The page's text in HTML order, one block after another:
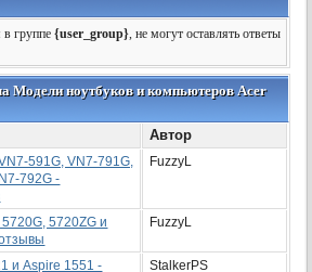
в группе{user_group}, не могут оставлять ответы
Модели ноутбуков и компьютеров Acer
Автор
591G, VN7-791G,
792G -
FuzzyL
5720ZG и
FuzzyL
и Aspire 1551 - StalkerPS